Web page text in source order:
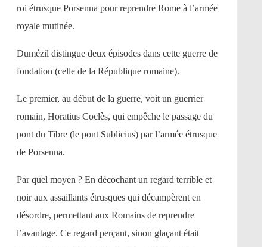
roi étrusque Porsenna pour reprendre Rome à l’armée
royale mutinée.
Dumézil distingue deux épisodes dans cette guerre de
fondation (celle de la République romaine).
Le premier, au début de la guerre, voit un guerrier
romain, Horatius Coclès, qui empêche le passage du
pont du Tibre (le pont Sublicius) par l’armée étrusque
de Porsenna.
Par quel moyen ? En décochant un regard terrible et
noir aux assaillants étrusques qui décampèrent en
désordre, permettant aux Romains de reprendre
l’avantage. Ce regard perçant, sinon glaçant était